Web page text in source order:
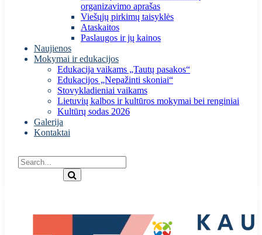
organizavimo aprašas
Viešųjų pirkimų taisyklės
Ataskaitos
Paslaugos ir jų kainos
Naujienos
Mokymai ir edukacijos
Edukacija vaikams „Tautų pasakos“
Edukacijos „Nepažinti skoniai“
Stovykladieniai vaikams
Lietuvių kalbos ir kultūros mokymai bei renginiai
Kultūrų sodas 2026
Galerija
Kontaktai